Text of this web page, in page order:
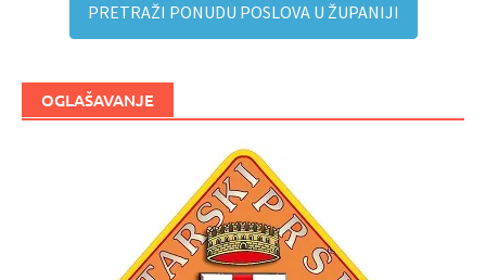
PRETRAŽI PONUDU POSLOVA U ŽUPANIJI
OGLAŠAVANJE